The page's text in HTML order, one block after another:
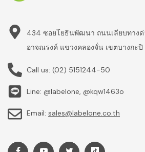
434 ซอยโยธินพัฒนา ถนนเลียบทาง
อาจณรงค์ แขวงคลองจั่น เขตบางกะปิ
Call us: (02) 5151244-50
Line: @labelone, @kqw1463o
Email: sales@labelone.co.th